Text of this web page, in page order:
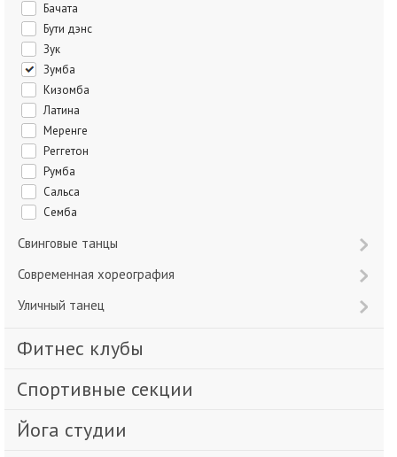
Бачата
Бути дэнс
Зук
Зумба
Кизомба
Латина
Меренге
Реггетон
Румба
Сальса
Семба
Свинговые танцы
Современная хореография
Уличный танец
Фитнес клубы
Спортивные секции
Йога студии